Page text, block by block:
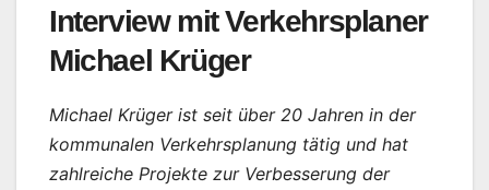
Interview mit Verkehrsplaner
Michael Krüger
Michael Krüger ist seit über 20 Jahren in der
kommunalen Verkehrsplanung tätig und hat
zahlreiche Projekte zur Verbesserung der